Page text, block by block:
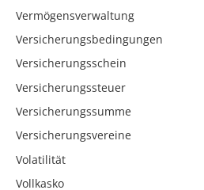
Vermögensverwaltung
Versicherungsbedingungen
Versicherungsschein
Versicherungssteuer
Versicherungssumme
Versicherungsvereine
Volatilität
Vollkasko